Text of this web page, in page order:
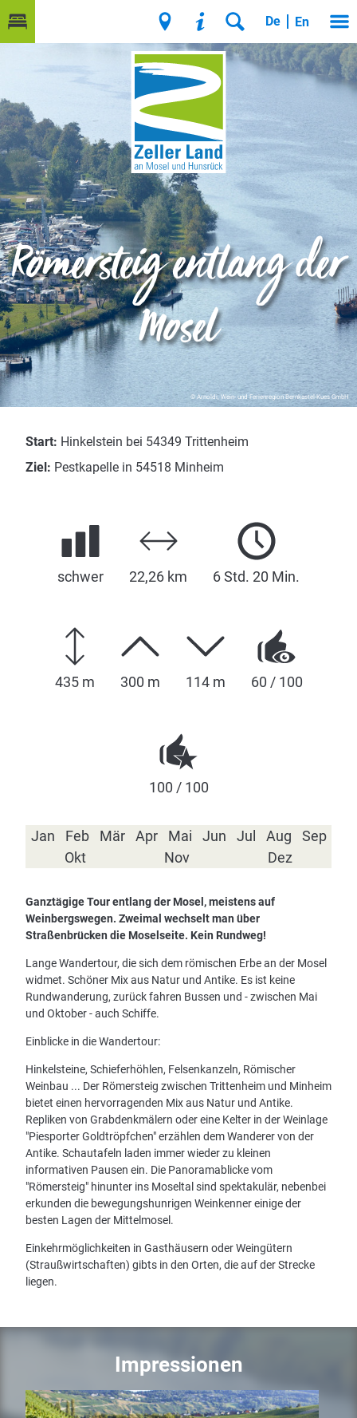
De En
© Arnoldi, Wein- und Ferienregion Bernkastel-Kues GmbH
Römersteig entlang der
Mosel
Start: Hinkelstein bei 54349 Trittenheim
Ziel: Pestkapelle in 54518 Minheim
schwer 22,26 km 6 Std. 20 Min.
435 m 300 m 114 m 60 / 100
100 / 100
Jan Feb Mär Apr Mai Jun Jul Aug
Sep
Okt
Nov Dez
Ganztägige Tour entlang der Mosel, meistens auf
Weinbergswegen. Zweimal wechselt man über
Straßenbrücken die Moselseite. Kein Rundweg!
Lange Wandertour, die sich dem römischen Erbe an der Mosel
widmet. Schöner Mix aus Natur und Antike. Es ist keine
Rundwanderung, zurück fahren Bussen und - zwischen Mai
und Oktober - auch Schiffe.
Einblicke in die Wandertour:
Hinkelsteine, Schieferhöhlen, Felsenkanzeln, Römischer
Weinbau ... Der Römersteig zwischen Trittenheim und Minheim
bietet einen hervorragenden Mix aus Natur und Antike.
Repliken von Grabdenkmälern oder eine Kelter in der Weinlage
"Piesporter Goldtröpfchen" erzählen dem Wanderer von der
Antike. Schautafeln laden immer wieder zu kleinen
informativen Pausen ein. Die Panoramablicke vom
"Römersteig" hinunter ins Moseltal sind spektakulär, nebenbei
erkunden die bewegungshunrigen Weinkenner einige der
besten Lagen der Mittelmosel.
Einkehrmöglichkeiten in Gasthäusern oder Weingütern
(Straußwirtschaften) gibts in den Orten, die auf der Strecke
liegen.
Impressionen